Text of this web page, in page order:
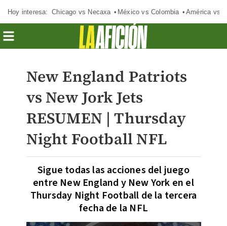
Hoy interesa: Chicago vs Necaxa México vs Colombia América vs
New England Patriots
vs New Jork Jets
RESUMEN | Thursday
Night Football NFL
Sigue todas las acciones del juego
entre New England y New York en el
Thursday Night Football de la tercera
fecha de la NFL